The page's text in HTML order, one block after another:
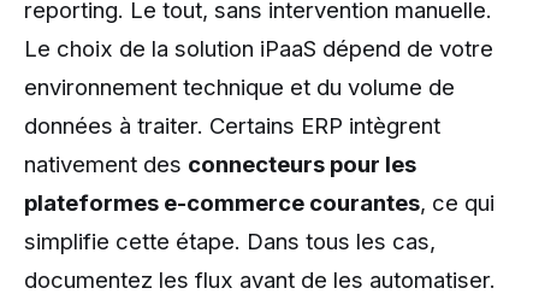
reporting. Le tout, sans intervention manuelle.
Le choix de la solution iPaaS dépend de votre
environnement technique et du volume de
données à traiter. Certains ERP intègrent
nativement des connecteurs pour les
plateformes e-commerce courantes, ce qui
simplifie cette étape. Dans tous les cas,
documentez les flux avant de les automatiser.